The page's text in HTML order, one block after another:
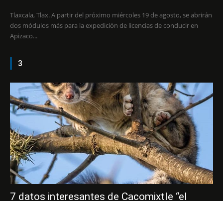
Tlaxcala, Tlax. A partir del próximo miércoles 19 de agosto, se abrirán
dos módulos más para la expedición de licencias de conducir en
Apizaco...
3
7 datos interesantes de Cacomixtle “el